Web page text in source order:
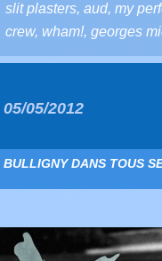
slit plasters, aud, my
crew, wham!, georges
05/05/2012
BULLIGNY DANS TOUS